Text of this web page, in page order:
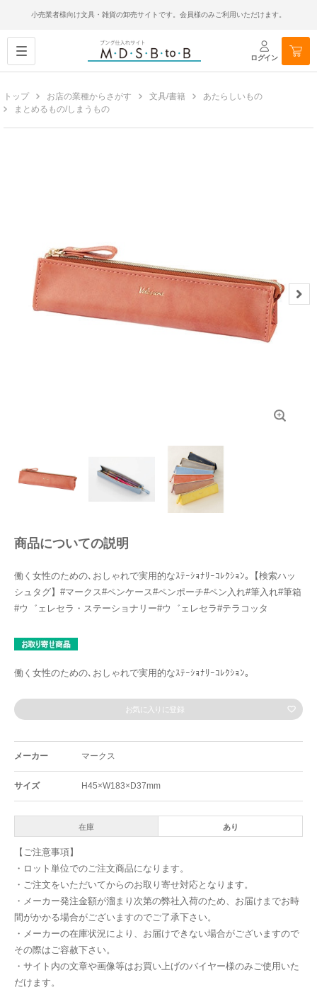
小売業者様向け文具・雑貨の卸売サイトです。会員様のみご利用いただけます。
ログイン
トップ お店の業種からさがす 文具/書籍
あたらしいもの
まとめるもの/しまうもの
商品についての説明
働く女性のための､おしゃれで実用的なｽﾃｰｼｮﾅﾘｰｺﾚｸｼｮﾝ｡【検索ハッ
シュタグ】#マークス#ペンケース#ペンポーチ#ペン入れ#筆入れ#筆箱
#ウ゛ェレセラ・ステーショナリー#ウ゛ェレセラ#テラコッタ
働く女性のための､おしゃれで実用的なｽﾃｰｼｮﾅﾘｰｺﾚｸｼｮﾝ｡
お気に入りに登録
メーカー マークス
サイズ H45×W183×D37mm
在庫 あり
【ご注意事項】
・ロット単位でのご注文商品になります。
・ご注文をいただいてからのお取り寄せ対応となります。
・メーカー発注金額が溜まり次第の弊社入荷のため、お届けまでお時
間がかかる場合がございますのでご了承下さい。
・メーカーの在庫状況により、お届けできない場合がございますので
その際はご容赦下さい。
・サイト内の文章や画像等はお買い上げのバイヤー様のみご使用いた
だけます。